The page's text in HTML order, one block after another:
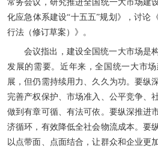
常务会议，研究推进全国统一大市场建
化应急体系建设“十五五”规划》，讨论
行法（修订草案）》。
会议指出，建设全国统一大市场是
发展的需要。近年来，全国统一大市
展，但仍需持续用力、久久为功。要纵
完善产权保护、市场准入、公平竞争、
做到有章可循、有法可依。要纵深推进
济循环，有效降低全社会物流成本。要
以点带面、点面结合，让群众和企业更